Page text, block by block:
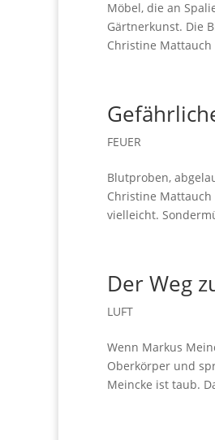
Möbel, die an
Gärtnerkunst. Die
Christine
FEUER
Blutproben,
Christine
vielleicht.
Der Weg
LUFT
Wenn Markus
Oberkörper und
Meincke ist taub.